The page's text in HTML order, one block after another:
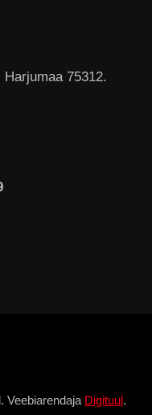
75312.
Veebiarendaja Digituul.